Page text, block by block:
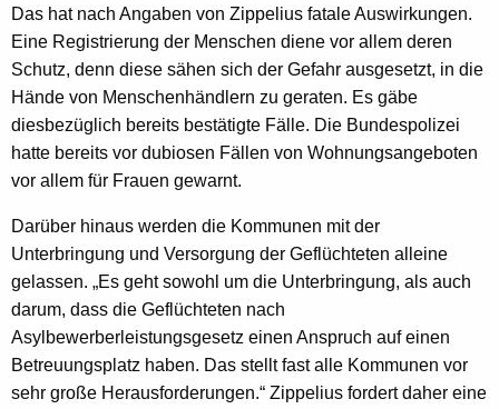
Das hat nach Angaben von Zippelius fatale Auswirkungen.
Eine Registrierung der Menschen diene vor allem deren
Schutz, denn diese sähen sich der Gefahr ausgesetzt, in die
Hände von Menschenhändlern zu geraten. Es gäbe
diesbezüglich bereits bestätigte Fälle. Die Bundespolizei
hatte bereits vor dubiosen Fällen von Wohnungsangeboten
vor allem für Frauen gewarnt.
Darüber hinaus werden die Kommunen mit der
Unterbringung und Versorgung der Geflüchteten alleine
gelassen. „Es geht sowohl um die Unterbringung, als auch
darum, dass die Geflüchteten nach
Asylbewerberleistungsgesetz einen Anspruch auf einen
Betreuungsplatz haben. Das stellt fast alle Kommunen vor
sehr große Herausforderungen.“ Zippelius fordert daher eine